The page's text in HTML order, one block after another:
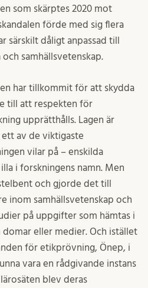
som skärptes 2020 mot
förde med sig flera
särskilt dåligt anpassad till
samhällsvetenskap.
har tillkommit för att skydda
till att respekten för
upprätthålls. Lagen är
av de viktigaste
vilar på – enskilda
i forskningens namn. Men
och gjorde det till
inom samhällsvetenskap och
på uppgifter som hämtas i
eller medier. Och istället
för etikprövning, Önep, i
vara en rådgivande instans
blev deras